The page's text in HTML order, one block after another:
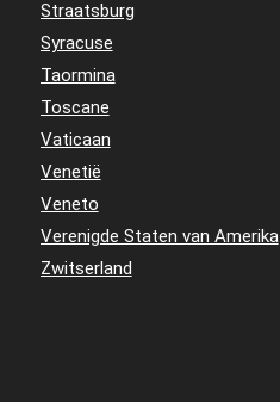
Straatsburg
Syracuse
Taormina
Toscane
Vaticaan
Venetië
Veneto
Verenigde Staten van Amerika
Zwitserland